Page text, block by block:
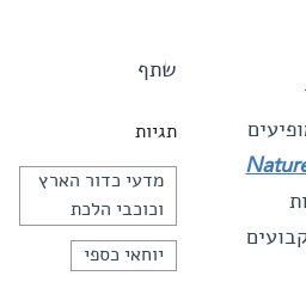
שתף
תגיות
מדעי כדור הארץ
וכוכבי הלכת
יוחאי כספי